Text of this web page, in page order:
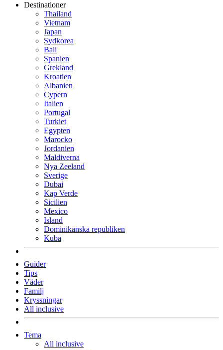
Destinationer
Thailand
Vietnam
Japan
Sydkorea
Bali
Spanien
Grekland
Kroatien
Albanien
Cypern
Italien
Portugal
Turkiet
Egypten
Marocko
Jordanien
Maldiverna
Nya Zeeland
Sverige
Dubai
Kap Verde
Sicilien
Mexico
Island
Dominikanska republiken
Kuba
Guider
Tips
Väder
Familj
Kryssningar
All inclusive
Tema
All inclusive